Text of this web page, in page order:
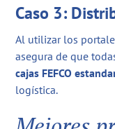
Caso 3:
Al utilizar los
asegura de que
cajas FEFCO
logística.